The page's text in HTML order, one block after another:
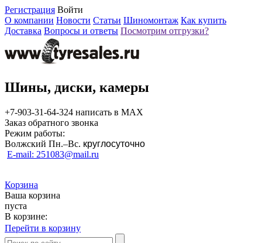
Регистрация Войти
О компании Новости Статьи Шиномонтаж Как купить
Доставка Вопросы и ответы Посмотрим отгрузки?
Шины, диски, камеры
+7-903-31-64-324 написать в MAX
Заказ обратного звонка
Режим работы:
Волжский Пн.–Вс. круглосуточно
E-mail: 251083@mail.ru
Корзина
Ваша корзина
пуста
В корзине:
Перейти в корзину